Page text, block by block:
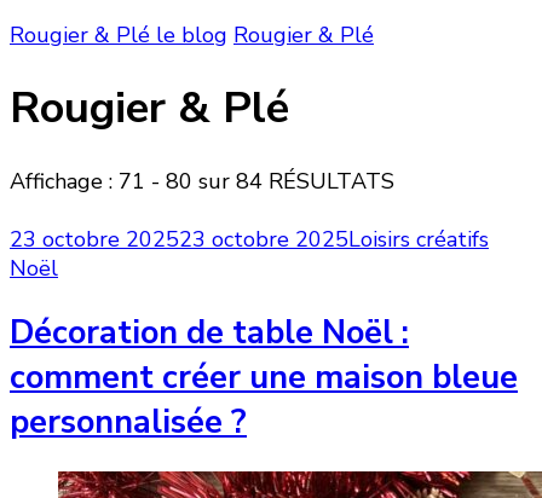
Rougier & Plé le blog Rougier & Plé
Rougier & Plé
Affichage : 71 - 80 sur 84 RÉSULTATS
23 octobre 202523 octobre 2025Loisirs créatifs
Noël
Décoration de table Noël :
comment créer une maison bleue
personnalisée ?